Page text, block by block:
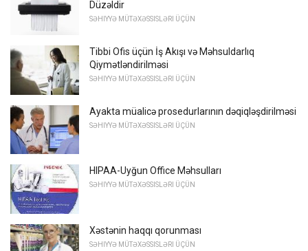
Düzəldir
SƏHIYYƏ MÜTƏXƏSSISLƏRI ÜÇÜN
Tibbi Ofis üçün İş Akışı və Məhsuldarlıq
Qiymətləndirilməsi
SƏHIYYƏ MÜTƏXƏSSISLƏRI ÜÇÜN
Ayakta müalicə prosedurlarının dəqiqləşdirilməsi
SƏHIYYƏ MÜTƏXƏSSISLƏRI ÜÇÜN
HIPAA-Uyğun Office Məhsulları
SƏHIYYƏ MÜTƏXƏSSISLƏRI ÜÇÜN
Xəstənin haqqı qorunması
SƏHIYYƏ MÜTƏXƏSSISLƏRI ÜÇÜN